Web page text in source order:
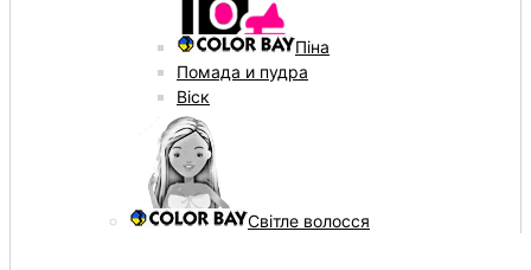
Піна
Помада и пудра
Віск
Світле волосся